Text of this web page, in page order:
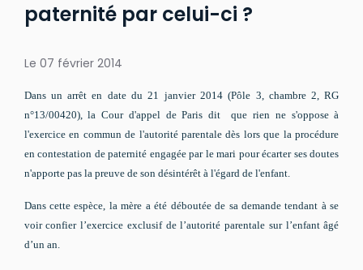
paternité par celui-ci ?
Le 07 février 2014
Dans un arrêt en date du 21 janvier 2014 (Pôle 3, chambre 2, RG
n°13/00420), la Cour d'appel de Paris dit que rien ne s'oppose à
l'exercice en commun de l'autorité parentale dès lors que la procédure
en contestation de paternité engagée par le mari pour écarter ses doutes
n'apporte pas la preuve de son désintérêt à l'égard de l'enfant.
Dans cette espèce, la mère a été déboutée de sa demande tendant à se
voir confier l’exercice exclusif de l’autorité parentale sur l’enfant âgé
d’un an.